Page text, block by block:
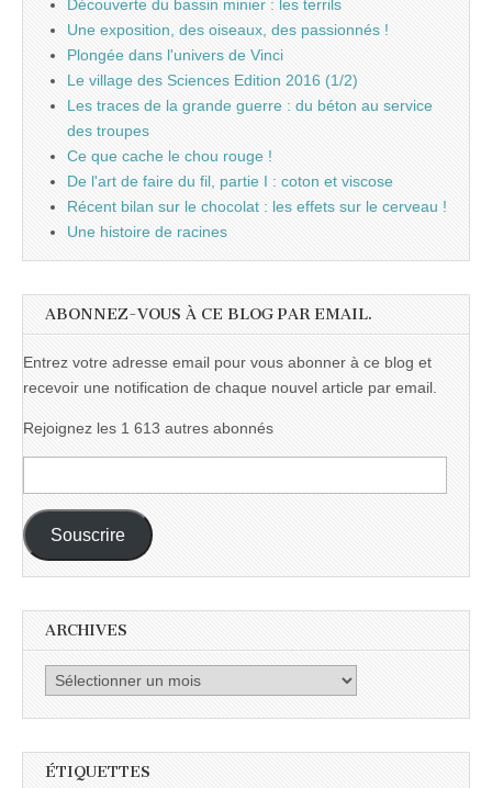
Découverte du bassin minier : les terrils
Une exposition, des oiseaux, des passionnés !
Plongée dans l'univers de Vinci
Le village des Sciences Edition 2016 (1/2)
Les traces de la grande guerre : du béton au service
des troupes
Ce que cache le chou rouge !
De l'art de faire du fil, partie I : coton et viscose
Récent bilan sur le chocolat : les effets sur le cerveau !
Une histoire de racines
ABONNEZ-VOUS À CE BLOG PAR EMAIL.
Entrez votre adresse email pour vous abonner à ce blog et
recevoir une notification de chaque nouvel article par email.
Rejoignez les 1 613 autres abonnés
e-
mail :
Souscrire
ARCHIVES
Archives
ÉTIQUETTES